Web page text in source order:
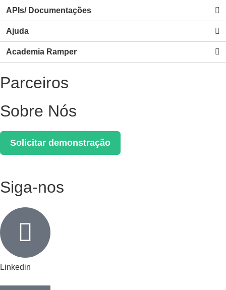
APIs/ Documentações
Ajuda
Academia Ramper
Parceiros
Sobre Nós
Solicitar demonstração
Siga-nos
Linkedin